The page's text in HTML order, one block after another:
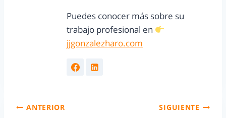
Puedes conocer más sobre su
trabajo profesional en
jjgonzalezharo.com
ANTERIOR SIGUIENTE